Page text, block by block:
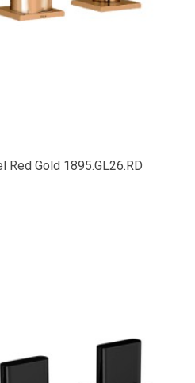
Red Gold 1895.GL26.RD